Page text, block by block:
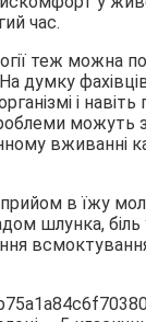
час.
теж можна
думку
і
можуть
вживанні
в їжу
шлунка,